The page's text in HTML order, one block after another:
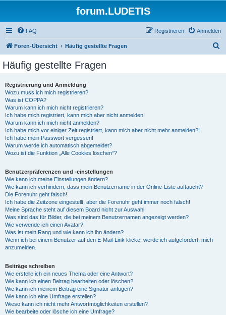
forum.LUDETIS
FAQ Anmelden
Registrieren
Foren-Übersicht Häufig gestellte Fragen
Häufig gestellte Fragen
Registrierung und Anmeldung
Wozu muss ich mich registrieren?
Was ist COPPA?
Warum kann ich mich nicht registrieren?
Ich habe mich registriert, kann mich aber nicht anmelden!
Warum kann ich mich nicht anmelden?
Ich habe mich vor einiger Zeit registriert, kann mich aber nicht mehr anmelden?!
Ich habe mein Passwort vergessen!
Warum werde ich automatisch abgemeldet?
Wozu ist die Funktion „Alle Cookies löschen“?
Benutzerpräferenzen und -einstellungen
Wie kann ich meine Einstellungen ändern?
Wie kann ich verhindern, dass mein Benutzername in der Online-Liste auftaucht?
Die Forenuhr geht falsch!
Ich habe die Zeitzone eingestellt, aber die Forenuhr geht immer noch falsch!
Meine Sprache steht auf diesem Board nicht zur Auswahl!
Was sind das für Bilder, die bei meinem Benutzernamen angezeigt werden?
Wie verwende ich einen Avatar?
Was ist mein Rang und wie kann ich ihn ändern?
Wenn ich bei einem Benutzer auf den E-Mail-Link klicke, werde ich aufgefordert, mich
anzumelden.
Beiträge schreiben
Wie erstelle ich ein neues Thema oder eine Antwort?
Wie kann ich einen Beitrag bearbeiten oder löschen?
Wie kann ich meinem Beitrag eine Signatur anfügen?
Wie kann ich eine Umfrage erstellen?
Wieso kann ich nicht mehr Antwortmöglichkeiten erstellen?
Wie bearbeite oder lösche ich eine Umfrage?